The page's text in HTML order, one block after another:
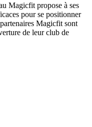
Magicfit propose à ses
pour se positionner
Magicfit sont
de leur club de